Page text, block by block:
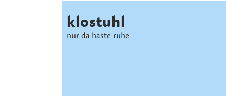
klostuhl
nur da haste ruhe